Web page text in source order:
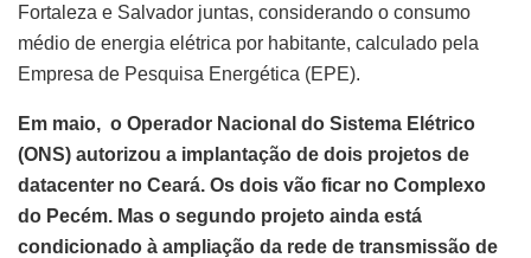
Fortaleza e Salvador juntas, considerando o consumo
médio de energia elétrica por habitante, calculado pela
Empresa de Pesquisa Energética (EPE).
Em maio, o Operador Nacional do Sistema Elétrico
(ONS) autorizou a implantação de dois projetos de
datacenter no Ceará. Os dois vão ficar no Complexo
do Pecém. Mas o segundo projeto ainda está
condicionado à ampliação da rede de transmissão de